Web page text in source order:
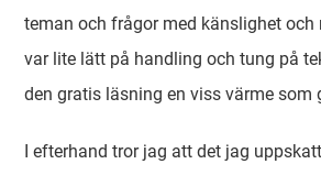
teman och frågor med känslighet och
var lite lätt på handling och tung på
den gratis läsning en viss värme som
I efterhand tror jag att det jag